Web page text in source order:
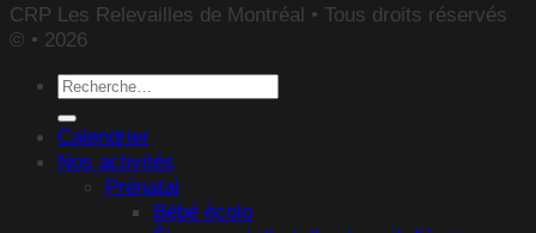
CRP Les Relevailles de Montréal • Tous droits réservés
© • 2026
Recherche
pour :
Calendrier
Nos activités
Prénatal
Bébé écolo